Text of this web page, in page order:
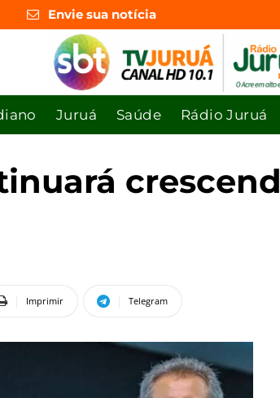
Envie sua notícia
Juruá Saúde Rádio Juruá
Imprimir Telegram